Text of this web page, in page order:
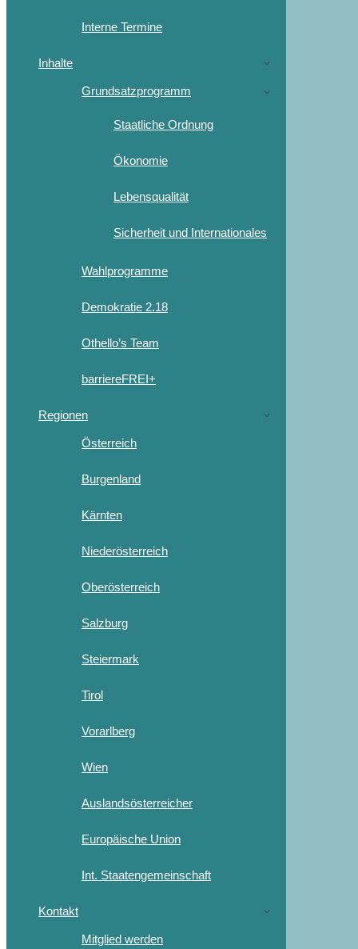
Interne Termine
Inhalte
Grundsatzprogramm
Staatliche Ordnung
Ökonomie
Lebensqualität
Sicherheit und Internationales
Wahlprogramme
Demokratie 2.18
Othello’s Team
barriereFREI+
Regionen
Österreich
Burgenland
Kärnten
Niederösterreich
Oberösterreich
Salzburg
Steiermark
Tirol
Vorarlberg
Wien
Auslandsösterreicher
Europäische Union
Int. Staatengemeinschaft
Kontakt
Mitglied werden